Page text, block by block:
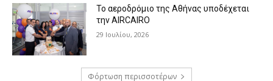
Το αεροδρόμιο της Αθήνας υποδέχεται
την AIRCAIRO
29 Ιουλίου, 2026
Φόρτωση περισσοτέρων